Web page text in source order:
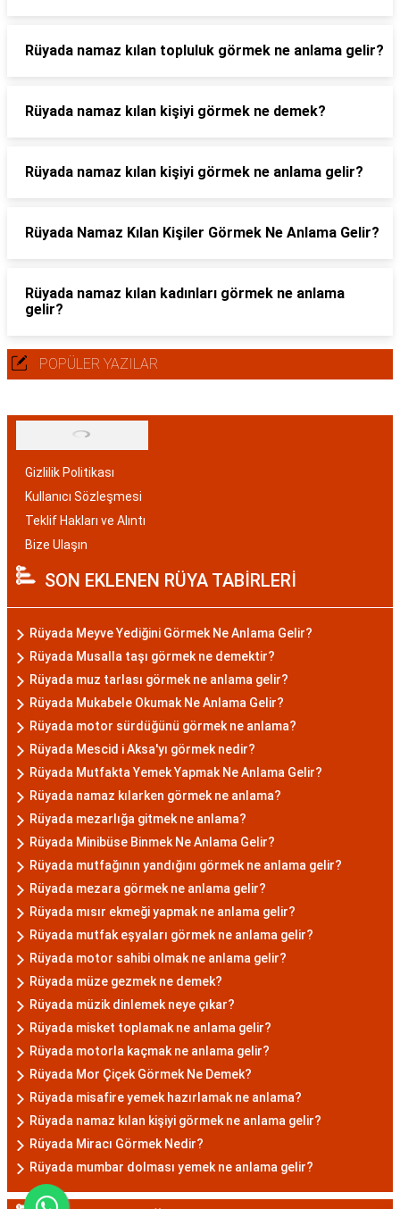
Rüyada namaz kılan topluluk görmek ne anlama gelir?
Rüyada namaz kılan kişiyi görmek ne demek?
Rüyada namaz kılan kişiyi görmek ne anlama gelir?
Rüyada Namaz Kılan Kişiler Görmek Ne Anlama Gelir?
Rüyada namaz kılan kadınları görmek ne anlama
gelir?
POPÜLER YAZILAR
Gizlilik Politikası
Kullanıcı Sözleşmesi
Teklif Hakları ve Alıntı
Bize Ulaşın
SON EKLENEN RÜYA TABİRLERİ
Rüyada Meyve Yediğini Görmek Ne Anlama Gelir?
Rüyada Musalla taşı görmek ne demektir?
Rüyada muz tarlası görmek ne anlama gelir?
Rüyada Mukabele Okumak Ne Anlama Gelir?
Rüyada motor sürdüğünü görmek ne anlama?
Rüyada Mescid i Aksa'yı görmek nedir?
Rüyada Mutfakta Yemek Yapmak Ne Anlama Gelir?
Rüyada namaz kılarken görmek ne anlama?
Rüyada mezarlığa gitmek ne anlama?
Rüyada Minibüse Binmek Ne Anlama Gelir?
Rüyada mutfağının yandığını görmek ne anlama gelir?
Rüyada mezara görmek ne anlama gelir?
Rüyada mısır ekmeği yapmak ne anlama gelir?
Rüyada mutfak eşyaları görmek ne anlama gelir?
Rüyada motor sahibi olmak ne anlama gelir?
Rüyada müze gezmek ne demek?
Rüyada müzik dinlemek neye çıkar?
Rüyada misket toplamak ne anlama gelir?
Rüyada motorla kaçmak ne anlama gelir?
Rüyada Mor Çiçek Görmek Ne Demek?
Rüyada misafire yemek hazırlamak ne anlama?
Rüyada namaz kılan kişiyi görmek ne anlama gelir?
Rüyada Miracı Görmek Nedir?
Rüyada mumbar dolması yemek ne anlama gelir?